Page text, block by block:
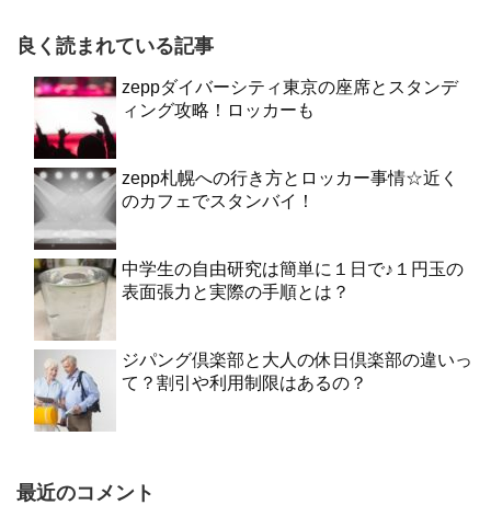
良く読まれている記事
zeppダイバーシティ東京の座席とスタンデ
ィング攻略！ロッカーも
zepp札幌への行き方とロッカー事情☆近く
のカフェでスタンバイ！
中学生の自由研究は簡単に１日で♪１円玉の
表面張力と実際の手順とは？
ジパング倶楽部と大人の休日倶楽部の違いっ
て？割引や利用制限はあるの？
最近のコメント